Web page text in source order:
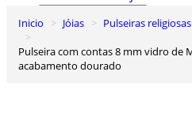
0
Inicio Jóias Pulseiras religiosas
Pulseira com contas 8 mm vidro de Murano âmbar e contas pretas
acabamento dourado